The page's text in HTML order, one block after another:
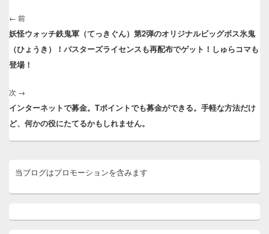
稿
ナ
ビ
ゲ
ー
ョ
ン
← 前
の
投
稿:
妖怪ウォッチ鉄鬼軍（てっきぐん）第2弾のオリジナルビッグボス氷鬼
（ひょうき）！バスターズライセンスも再配布でゲット！しゅらコマも
登場！
次 →
の
投
稿:
インターネットで募金。Tポイントでも募金ができる。手軽な方法だけ
ど、何かの役にたてるかもしれません。
イ
サ
ド
当ブログはプロモーションを含みます